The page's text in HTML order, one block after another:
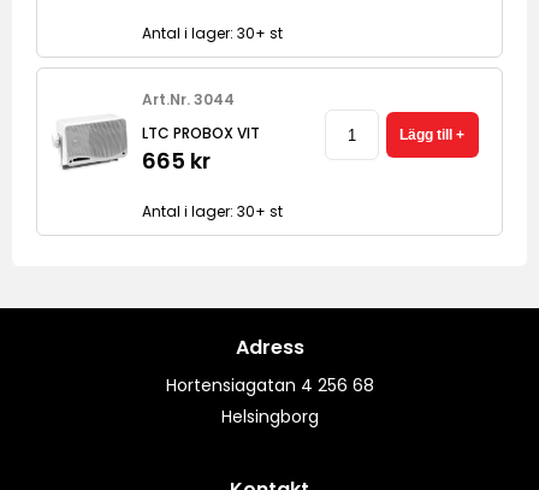
Antal i lager: 30+ st
Art.Nr. 3044
LTC PROBOX VIT
665 kr
Antal i lager: 30+ st
Adress
Hortensiagatan 4 256 68
Helsingborg